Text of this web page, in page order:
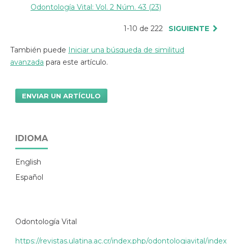
Odontología Vital: Vol. 2 Núm. 43 (23)
1-10 de 222 SIGUIENTE
También puede Iniciar una búsqueda de similitud
avanzada para este artículo.
ENVIAR UN ARTÍCULO
IDIOMA
English
Español
Odontología Vital
https://revistas.ulatina.ac.cr/index.php/odontologiavital/index